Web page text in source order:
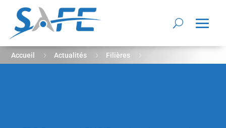
Accueil 5 Actualités 5 Filières